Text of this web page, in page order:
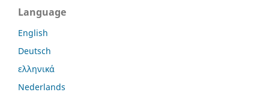
Language
English
Deutsch
ελληνικά
Nederlands